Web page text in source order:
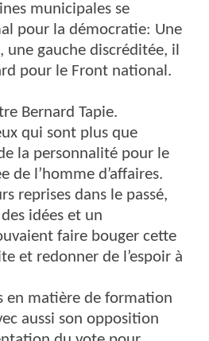
municipales se
pour la démocratie: Une
une gauche discréditée, il
pour le Front national.
Bernard Tapie.
qui sont plus que
la personnalité pour le
de l’homme d’affaires.
reprises dans le passé,
idées et un
faire bouger cette
et redonner de l’espoir à
en matière de formation
aussi son opposition